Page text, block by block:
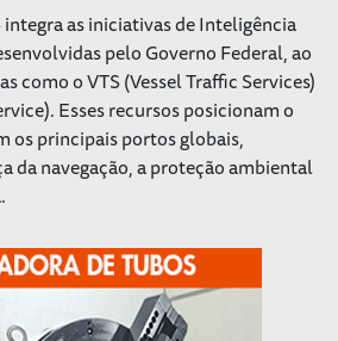
as iniciativas de Inteligência
pelo Governo Federal, ao
como o VTS (Vessel Traffic Services)
Esses recursos posicionam o
os principais portos globais,
da navegação, a proteção ambiental